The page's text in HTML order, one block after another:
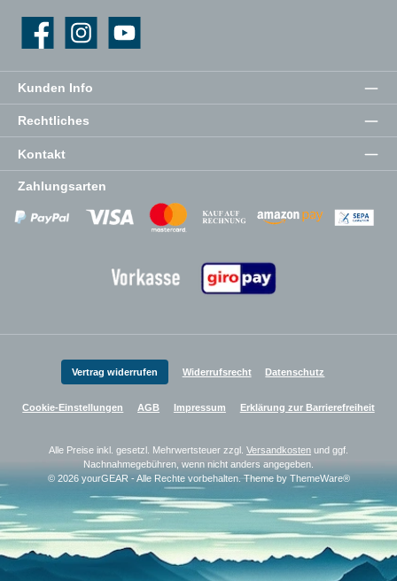
Kunden Info
Rechtliches
Kontakt
Instagram YouTube
Zahlungsarten
Zahlungsanbieter Zahlungsanbieter
Zahlungsanbieter
Vertrag widerrufen Widerrufsrecht Datenschutz
Cookie-Einstellungen AGB Impressum Erklärung zur Barrierefreiheit
Alle Preise inkl. gesetzl. Mehrwertsteuer zzgl. Versandkosten und ggf.
Nachnahmegebühren, wenn nicht anders angegeben.
© 2026 yourGEAR - Alle Rechte vorbehalten. Theme by ThemeWare®